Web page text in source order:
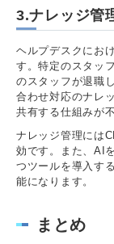
3.ナレッジ管
ヘルプデスクにお
す。特定のスタッ
のスタッフが退職
合わせ対応のナレ
共有する仕組みが
ナレッジ管理には
効です。また、AI
つツールを導入す
能になります。
まとめ